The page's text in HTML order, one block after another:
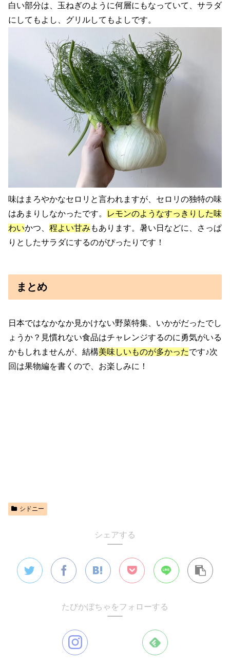
白い部分は、玉ねぎのように何層にもなっていて、サラダ
にしてもよし、グリルしてもよしです。
味はまろやかなセロリと言われますが、セロリの独特の味
はあまりしなかったです。
レモンのようなすっきりした味
わいかつ、 程よい甘み もあります。暑い日などに、さっぱ
りとしたサラダにするのがぴったりです！
まとめ
日本ではなかなか見かけない野菜特集、いかがだったでし
ょうか？見慣れない食品はチャレンジするのに勇気がいる
かもしれませんが、結構美味しいものが多かったです♪次
回は果物編を書くので、お楽しみに！
シドニー
シェアする
たびかぼちゃをフォローする